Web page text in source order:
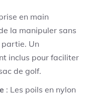
en main
la manipuler sans
Un
inclus pour faciliter
de golf.
: Les poils en nylon